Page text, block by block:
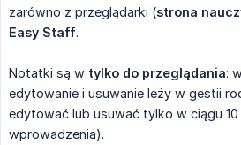
zarówno z przeglądarki (strona
Easy Staff.
Notatki są w tylko do przeglądania:
edytowanie i usuwanie leży w gestii
edytować lub usuwać tylko w ciągu
wprowadzenia).